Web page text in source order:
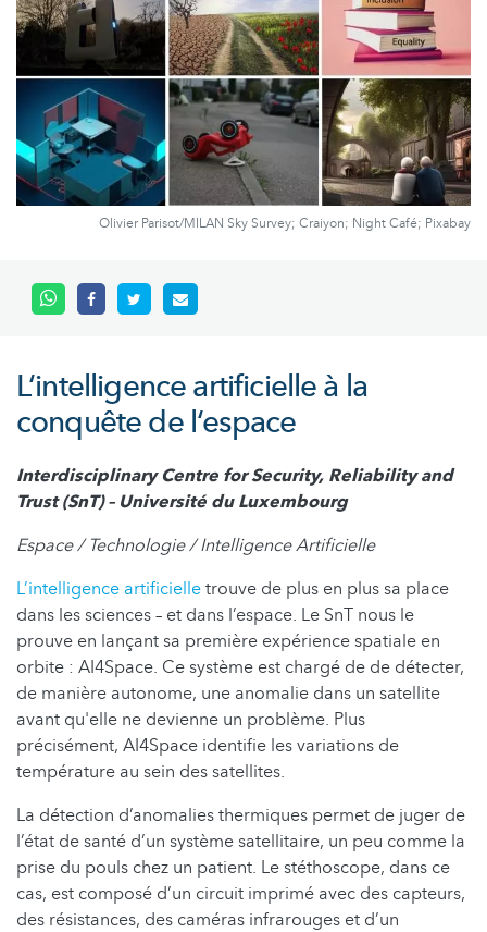
Olivier Parisot/MILAN Sky Survey; Craiyon; Night Café; Pixabay
L‘intelligence artificielle à la
conquête de l‘espace
Interdisciplinary Centre for Security, Reliability and
Trust (SnT) – Université du Luxembourg
Espace / Technologie / Intelligence Artificielle
L’intelligence artificielletrouve de plus en plus sa place
dans les sciences – et dans l’espace. Le SnT nous le
prouve en lançant sa première expérience spatiale en
orbite : AI4Space. Ce système est chargé de de détecter,
de manière autonome, une anomalie dans un satellite
avant qu'elle ne devienne un problème. Plus
précisément, AI4Space identifie les variations de
température au sein des satellites.
La détection d’anomalies thermiques permet de juger de
l’état de santé d’un système satellitaire, un peu comme la
prise du pouls chez un patient. Le stéthoscope, dans ce
cas, est composé d’un circuit imprimé avec des capteurs,
des résistances, des caméras infrarouges et d’un